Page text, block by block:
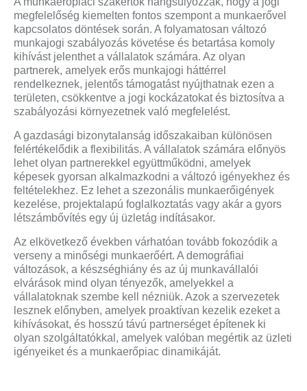
megfelelőség kiemelten fontos szempont a munkaerővel
kapcsolatos döntések során. A folyamatosan változó
munkajogi szabályozás követése és betartása komoly
kihívást jelenthet a vállalatok számára. Az olyan
partnerek, amelyek erős munkajogi háttérrel
rendelkeznek, jelentős támogatást nyújthatnak ezen a
területen, csökkentve a jogi kockázatokat és biztosítva a
szabályozási környezetnek való megfelelést.
A gazdasági bizonytalanság időszakaiban különösen
felértékelődik a flexibilitás. A vállalatok számára előnyös
lehet olyan partnerekkel együttműködni, amelyek
képesek gyorsan alkalmazkodni a változó igényekhez és
feltételekhez. Ez lehet a szezonális munkaerőigények
kezelése, projektalapú foglalkoztatás vagy akár a gyors
létszámbővítés egy új üzletág indításakor.
Az elkövetkező években várhatóan tovább fokozódik a
verseny a minőségi munkaerőért. A demográfiai
változások, a készséghiány és az új munkavállalói
elvárások mind olyan tényezők, amelyekkel a
vállalatoknak szembe kell nézniük. Azok a szervezetek
lesznek előnyben, amelyek proaktívan kezelik ezeket a
kihívásokat, és hosszú távú partnerséget építenek ki
olyan szolgáltatókkal, amelyek valóban megértik az üzleti
igényeiket és a munkaerőpiac dinamikáját.